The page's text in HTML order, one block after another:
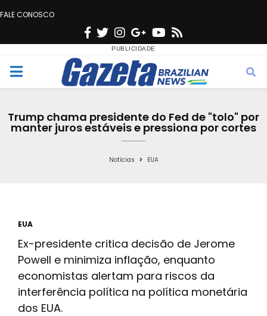
FALE CONOSCO
F
c
e
o
T
w
i
t
e
n
s
t
g
r
a
G
o
o
g
e
Y
u
t
b
s
M
n
Trump chama presidente do Fed de "tolo" por
manter juros estáveis e pressiona por cortes
Notícias EUA
EUA
Ex-presidente critica decisão de Jerome
Powell e minimiza inflação, enquanto
economistas alertam para riscos da
interferência política na política monetária
dos EUA.